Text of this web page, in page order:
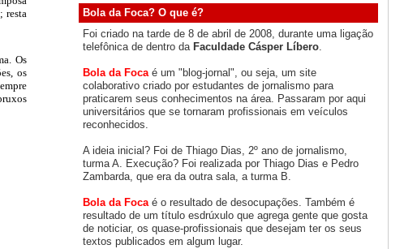
resta
Os
os
Bola da Foca? O que é?
Foi criado na tarde de 8 de abril de 2008, durante uma ligação
telefônica de dentro da Faculdade Cásper Líbero.
Bola da Foca é um "blog-jornal", ou seja, um site
colaborativo criado por estudantes de jornalismo para
praticarem seus conhecimentos na área. Passaram por aqui
universitários que se tornaram profissionais em veículos
reconhecidos.
A ideia inicial? Foi de Thiago Dias, 2º ano de jornalismo,
turma A. Execução? Foi realizada por Thiago Dias e Pedro
Zambarda, que era da outra sala, a turma B.
Bola da Focaé o resultado de desocupações. Também é
resultado de um título esdrúxulo que agrega gente que gosta
de noticiar, os quase-profissionais que desejam ter os seus
textos publicados em algum lugar.